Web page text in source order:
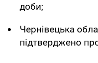
доби;
Чернівецька
підтверджено